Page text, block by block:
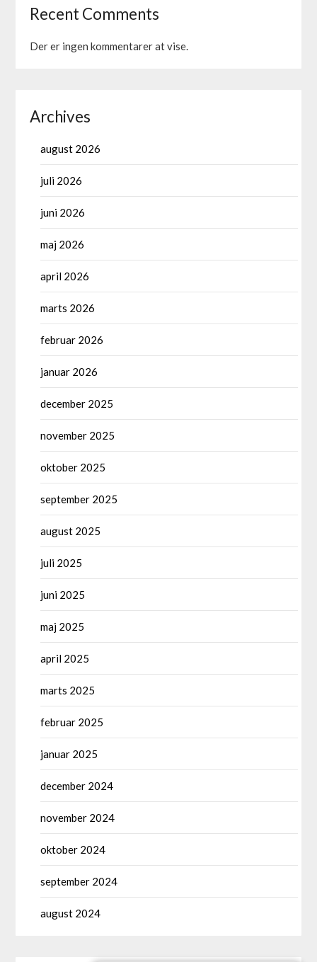
Recent Comments
Der er ingen kommentarer at vise.
Archives
august 2026
juli 2026
juni 2026
maj 2026
april 2026
marts 2026
februar 2026
januar 2026
december 2025
november 2025
oktober 2025
september 2025
august 2025
juli 2025
juni 2025
maj 2025
april 2025
marts 2025
februar 2025
januar 2025
december 2024
november 2024
oktober 2024
september 2024
august 2024